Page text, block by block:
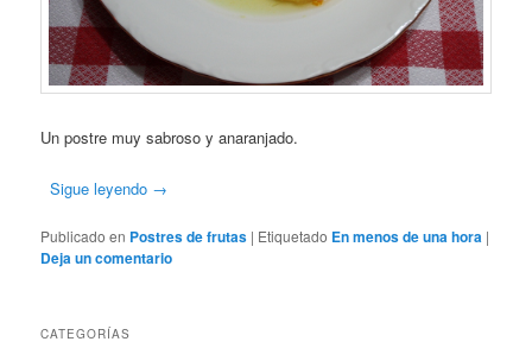
Un postre muy sabroso y anaranjado.
Sigue leyendo →
Publicado en Postres de frutas | Etiquetado En menos de una hora |
Deja un comentario
CATEGORÍAS